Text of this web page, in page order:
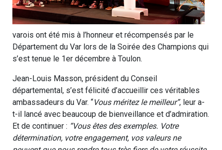
varois ont été mis à l’honneur et récompensés par le
Département du Var lors de la Soirée des Champions qui
s’est tenue le 1er décembre à Toulon.
Jean-Louis Masson, président du Conseil
départemental, s’est félicité d’accueillir ces véritables
ambassadeurs du Var. “Vous méritez le meilleur”, leur a-
t-il lancé avec beaucoup de bienveillance et d’admiration.
Et de continuer : “Vous êtes des exemples. Votre
détermination, votre engagement, vos valeurs ne